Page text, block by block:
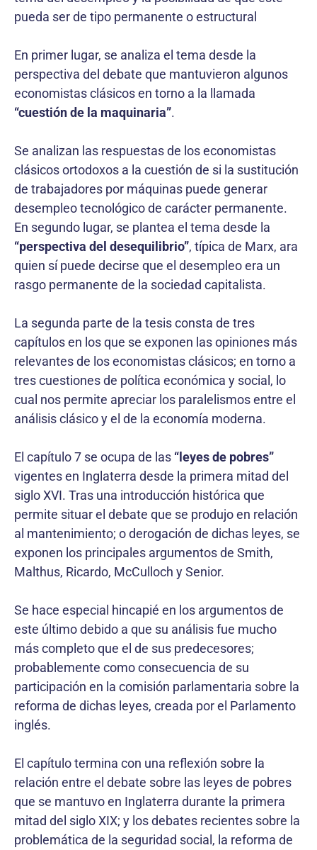
pueda ser de tipo permanente o estructural
En primer lugar, se analiza el tema desde la
perspectiva del debate que mantuvieron algunos
economistas clásicos en torno a la llamada
“cuestión de la maquinaria”.
Se analizan las respuestas de los economistas
clásicos ortodoxos a la cuestión de si la sustitución
de trabajadores por máquinas puede generar
desempleo tecnológico de carácter permanente.
En segundo lugar, se plantea el tema desde la
“perspectiva del desequilibrio”, típica de Marx, ara
quien sí puede decirse que el desempleo era un
rasgo permanente de la sociedad capitalista.
La segunda parte de la tesis consta de tres
capítulos en los que se exponen las opiniones más
relevantes de los economistas clásicos; en torno a
tres cuestiones de política económica y social, lo
cual nos permite apreciar los paralelismos entre el
análisis clásico y el de la economía moderna.
El capítulo 7 se ocupa de las “leyes de pobres”
vigentes en Inglaterra desde la primera mitad del
siglo XVI. Tras una introducción histórica que
permite situar el debate que se produjo en relación
al mantenimiento; o derogación de dichas leyes, se
exponen los principales argumentos de Smith,
Malthus, Ricardo, McCulloch y Senior.
Se hace especial hincapié en los argumentos de
este último debido a que su análisis fue mucho
más completo que el de sus predecesores;
probablemente como consecuencia de su
participación en la comisión parlamentaria sobre la
reforma de dichas leyes, creada por el Parlamento
inglés.
El capítulo termina con una reflexión sobre la
relación entre el debate sobre las leyes de pobres
que se mantuvo en Inglaterra durante la primera
mitad del siglo XIX; y los debates recientes sobre la
problemática de la seguridad social, la reforma de